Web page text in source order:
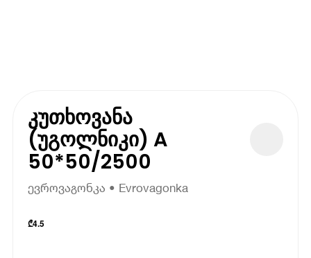
კუთხოვანა
(უგოლნიკი) A
50*50/2500
ევროვაგონკა • Evrovagonka
₾4.5